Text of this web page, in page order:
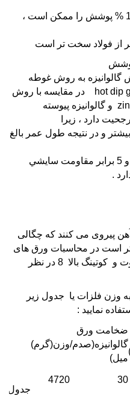
لايه آلياژي روي آهن 80% الي 100 % پوشش را ممكن است ،
به روش غوطه
وري گرم, ( hot dip galvanizing (HDG در مقايسه با روش
الكتروليز (zincelectroplating (ZEP و گالوانيزه پيوسته
و در نتيجه طول عمر بالغ
2- پوشش گالوانيزه گرم سخت تر و 5 برابر مقاومت سايشي
.
پیروی می کنند که چگالی
ورق های
ایرانی به دلیل ابعاد متفاوت و کوتینگ بالا 8 در نظر
وزن فلزات یا جدول زیر
نمایید :
ضخامت ورق
گالوانیزه(صدم/
میل)
وزن(گرم)
جدول
30
4720